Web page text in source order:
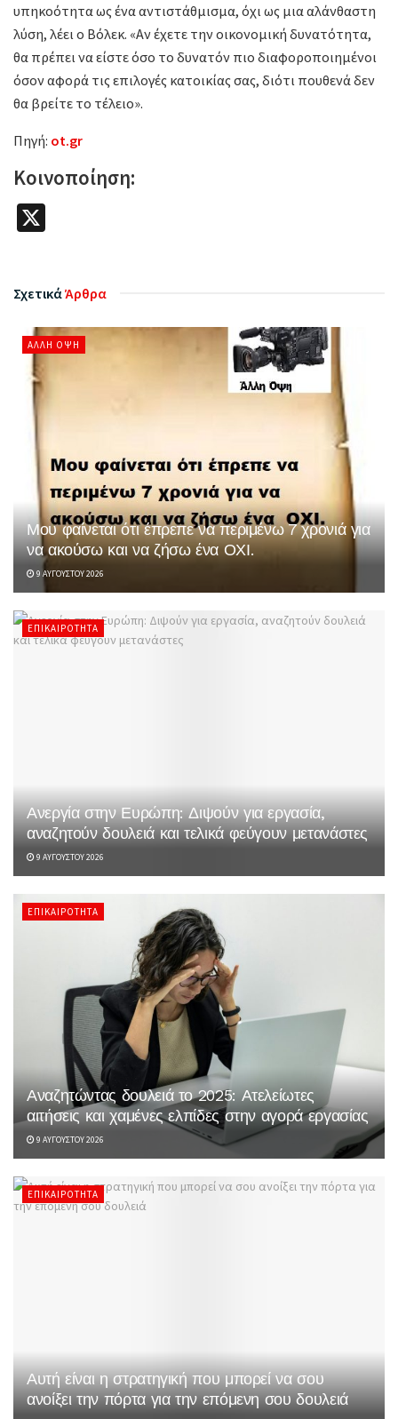
υπηκοότητα ως ένα αντιστάθμισμα, όχι ως μια αλάνθαστη
λύση, λέει ο Βόλεκ. «Αν έχετε την οικονομική δυνατότητα,
θα πρέπει να είστε όσο το δυνατόν πιο διαφοροποιημένοι
όσον αφορά τις επιλογές κατοικίας σας, διότι πουθενά δεν
θα βρείτε το τέλειο».
Πηγή: ot.gr
Κοινοποίηση:
ΣχετικάΆρθρα
ΆΛΛΗ ΌΨΗ
Μου φαίνεται ότι έπρεπε να περιμένω 7 χρονιά για
να ακούσω και να ζήσω ένα ΟΧΙ.
9 ΑΥΓΟΎΣΤΟΥ 2026
ΕΠΙΚΑΙΡΌΤΗΤΑ
Ανεργία στην Ευρώπη: Διψούν για εργασία,
αναζητούν δουλειά και τελικά φεύγουν μετανάστες
9 ΑΥΓΟΎΣΤΟΥ 2026
ΕΠΙΚΑΙΡΌΤΗΤΑ
Αναζητώντας δουλειά το 2025: Ατελείωτες
αιτήσεις και χαμένες ελπίδες στην αγορά εργασίας
9 ΑΥΓΟΎΣΤΟΥ 2026
ΕΠΙΚΑΙΡΌΤΗΤΑ
Αυτή είναι η στρατηγική που μπορεί να σου
ανοίξει την πόρτα για την επόμενη σου δουλειά